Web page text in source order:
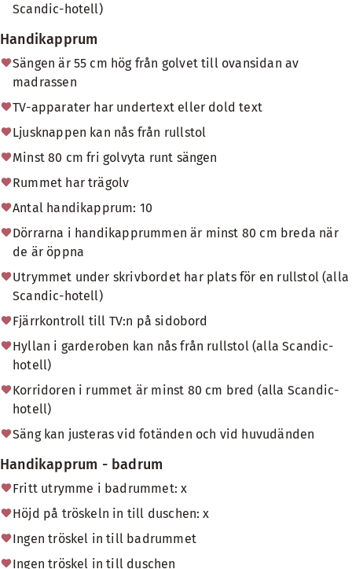
Scandic-hotell)
Handikapprum
Sängen är 55 cm hög från golvet till ovansidan av
madrassen
TV-apparater har undertext eller dold text
Ljusknappen kan nås från rullstol
Minst 80 cm fri golvyta runt sängen
Rummet har trägolv
Antal handikapprum: 10
Dörrarna i handikapprummen är minst 80 cm breda när
de är öppna
Utrymmet under skrivbordet har plats för en rullstol (alla
Scandic-hotell)
Fjärrkontroll till TV:n på sidobord
Hyllan i garderoben kan nås från rullstol (alla Scandic-
hotell)
Korridoren i rummet är minst 80 cm bred (alla Scandic-
hotell)
Säng kan justeras vid fotänden och vid huvudänden
Handikapprum - badrum
Fritt utrymme i badrummet: x
Höjd på tröskeln in till duschen: x
Ingen tröskel in till badrummet
Ingen tröskel in till duschen